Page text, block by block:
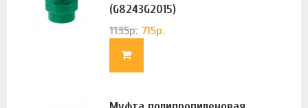
(G8243G2015)
1135р. 715р.